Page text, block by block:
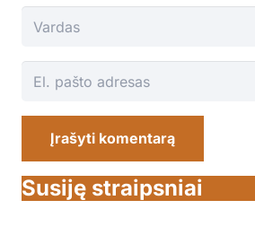
Įrašyti komentarą
Susiję straipsniai